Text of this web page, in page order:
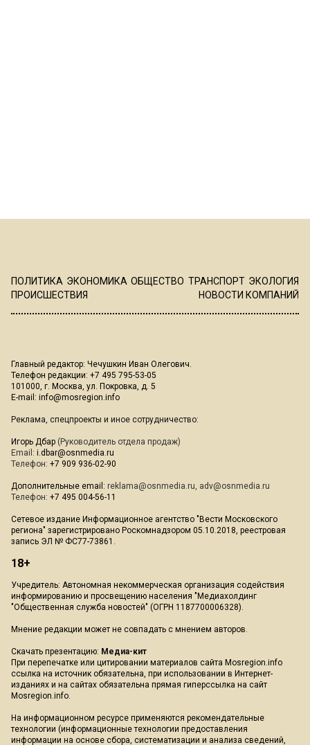
ПОЛИТИКА ЭКОНОМИКА ОБЩЕСТВО ТРАНСПОРТ ЭКОЛОГИЯ
ПРОИСШЕСТВИЯ
НОВОСТИ КОМПАНИЙ
Главный редактор: Чечушкин Иван Олегович.
Телефон редакции: +7 495 795-53-05
101000, г. Москва, ул. Покровка, д. 5
E-mail: info@mosregion.info
Реклама, спецпроекты и иное сотрудничество:
Игорь Дбар (Руководитель отдела продаж)
Email: i.dbar@osnmedia.ru
Телефон: +7 909 936-02-90
Дополнительные email: reklama@osnmedia.ru, adv@osnmedia.ru
Телефон: +7 495 004-56-11
Сетевое издание Информационное агентство "Вести Московского
региона" зарегистрировано Роскомнадзором 05.10.2018, реестровая
запись ЭЛ № ФС77-73861.
18+
Учредитель: Автономная некоммерческая организация содействия
информированию и просвещению населения "Медиахолдинг
"Общественная служба новостей" (ОГРН 1187700006328).
Мнение редакции может не совпадать с мнением авторов.
Скачать презентацию: Медиа-кит
При перепечатке или цитировании материалов сайта Mosregion.info
ссылка на источник обязательна, при использовании в Интернет-
изданиях и на сайтах обязательна прямая гиперссылка на сайт
Mosregion.info.
На информационном ресурсе применяются рекомендательные
технологии (информационные технологии предоставления
информации на основе сбора, систематизации и анализа сведений,